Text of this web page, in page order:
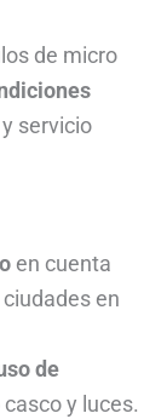
de micro
servicio
en cuenta
en
de
y luces.